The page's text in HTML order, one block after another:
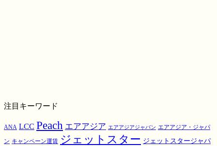
注目キーワード
ANA LCC Peach エアアジア エアアジアジャパン エアアジア・ジャパ
ン キャンペーン運賃 ジェットスター ジェットスタージャパ